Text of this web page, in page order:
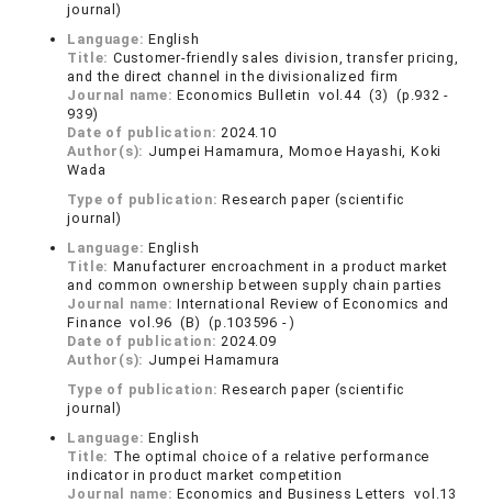
journal)
Language:English
Title: Customer-friendly sales division, transfer pricing,
and the direct channel in the divisionalized firm
Journal name:Economics Bulletin vol.44 (3) (p.932 -
939)
Date of publication:2024.10
Author(s): Jumpei Hamamura, Momoe Hayashi, Koki
Wada
Type of publication:Research paper (scientific
journal)
Language:English
Title: Manufacturer encroachment in a product market
and common ownership between supply chain parties
Journal name:International Review of Economics and
Finance vol.96 (B) (p.103596 - )
Date of publication:2024.09
Author(s): Jumpei Hamamura
Type of publication:Research paper (scientific
journal)
Language:English
Title: The optimal choice of a relative performance
indicator in product market competition
Journal name:Economics and Business Letters vol.13